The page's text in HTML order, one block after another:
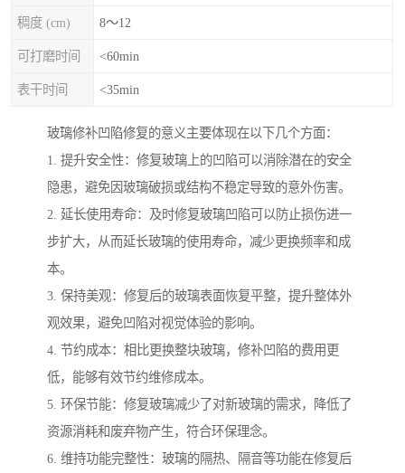
稠度 (cm) 8～12
可打磨时间 <60min
表干时间 <35min
玻璃修补凹陷修复的意义主要体现在以下几个方面：
1. 提升安全性：修复玻璃上的凹陷可以消除潜在的安全
隐患，避免因玻璃破损或结构不稳定导致的意外伤害。
2. 延长使用寿命：及时修复玻璃凹陷可以防止损伤进一
步扩大，从而延长玻璃的使用寿命，减少更换频率和成
本。
3. 保持美观：修复后的玻璃表面恢复平整，提升整体外
观效果，避免凹陷对视觉体验的影响。
4. 节约成本：相比更换整块玻璃，修补凹陷的费用更
低，能够有效节约维修成本。
5. 环保节能：修复玻璃减少了对新玻璃的需求，降低了
资源消耗和废弃物产生，符合环保理念。
6. 维持功能完整性：玻璃的隔热、隔音等功能在修复后